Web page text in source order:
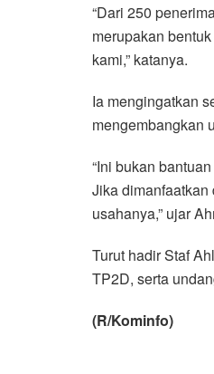
“Dari 250
merupakan
kami,” katanya.
Ia mengingatkan
mengembangkan
“Ini bukan
Jika
usahanya,” ujar
Turut hadir Staf
TP2D, serta
(R/Kominfo)